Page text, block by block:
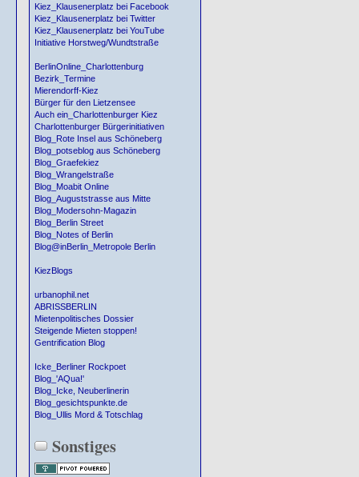
Kiez_Klausenerplatz bei Facebook
Kiez_Klausenerplatz bei Twitter
Kiez_Klausenerplatz bei YouTube
Initiative Horstweg/Wundtstraße
BerlinOnline_Charlottenburg
Bezirk_Termine
Mierendorff-Kiez
Bürger für den Lietzensee
Auch ein_Charlottenburger Kiez
Charlottenburger Bürgerinitiativen
Blog_Rote Insel aus Schöneberg
Blog_potseblog aus Schöneberg
Blog_Graefekiez
Blog_Wrangelstraße
Blog_Moabit Online
Blog_Auguststrasse aus Mitte
Blog_Modersohn-Magazin
Blog_Berlin Street
Blog_Notes of Berlin
Blog@inBerlin_Metropole Berlin
KiezBlogs
urbanophil.net
ABRISSBERLIN
Mietenpolitisches Dossier
Steigende Mieten stoppen!
Gentrification Blog
Icke_Berliner Rockpoet
Blog_'AQua!'
Blog_Icke, Neuberlinerin
Blog_gesichtspunkte.de
Blog_Ullis Mord & Totschlag
Sonstiges